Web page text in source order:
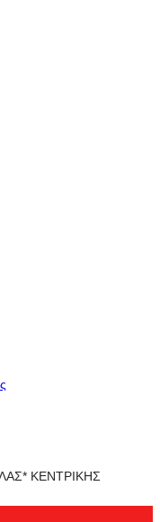
ΚΕΝΤΡΙΚΗΣ